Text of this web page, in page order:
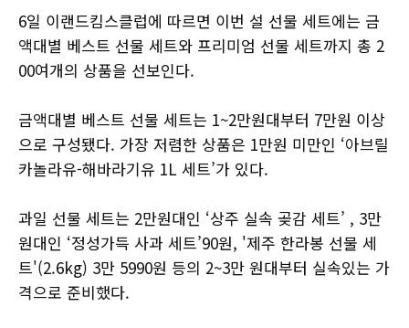
6일 이랜드킴스클럽에 따르면 이번 설 선물 세트에는 금
액대별 베스트 선물 세트와 프리미엄 선물 세트까지 총 2
00여개의 상품을 선보인다.
금액대별 베스트 선물 세트는 1~2만원대부터 7만원 이상
으로 구성됐다. 가장 저렴한 상품은 1만원 미만인 ‘아브릴
카놀라유-해바라기유 1L 세트’가 있다.
과일 선물 세트는 2만원대인 ‘상주 실속 곶감 세트’ , 3만
원대인 ‘정성가득 사과 세트’90원, '제주 한라봉 선물 세
트'(2.6kg) 3만 5990원 등의 2~3만 원대부터 실속있는 가
격으로 준비했다.